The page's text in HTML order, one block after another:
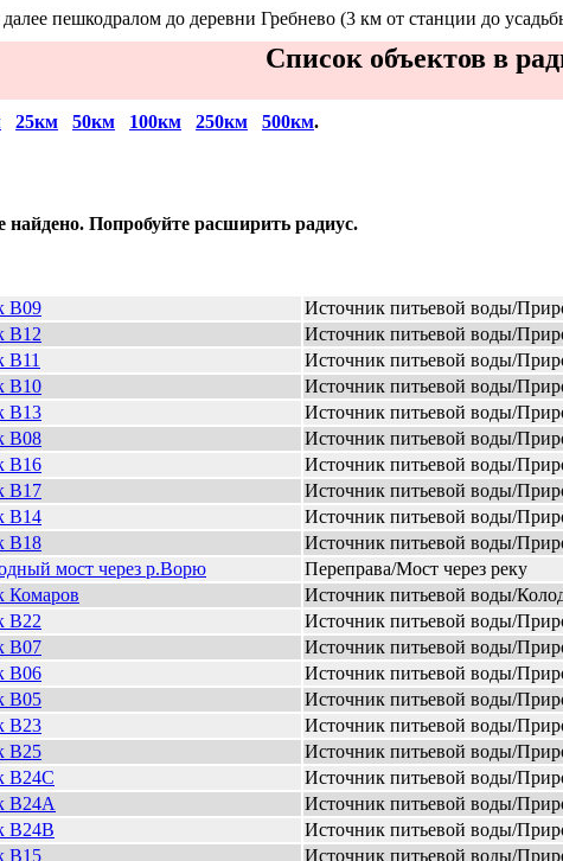
пешкодралом до деревни Гребнево (3 км от станции до
Список объектов в
25км 50км 100км 250км 500км.
найдено. Попробуйте расширить радиус.
B09 Источник питьевой воды/
B12 Источник питьевой воды/
B11 Источник питьевой воды/
B10 Источник питьевой воды/
B13 Источник питьевой воды/
B08 Источник питьевой воды/
B16 Источник питьевой воды/
B17 Источник питьевой воды/
B14 Источник питьевой воды/
B18 Источник питьевой воды/
мост через р.Ворю Переправа/Мост через реку
Комаров Источник питьевой воды/
B22 Источник питьевой воды/
B07 Источник питьевой воды/
B06 Источник питьевой воды/
B05 Источник питьевой воды/
B23 Источник питьевой воды/
B25 Источник питьевой воды/
B24C Источник питьевой воды/
B24A Источник питьевой воды/
B24B Источник питьевой воды/
B15 Источник питьевой воды/